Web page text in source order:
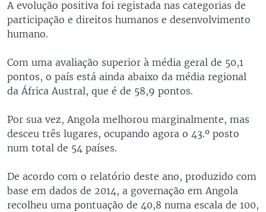
A evolução positiva foi registada nas categorias de
participação e direitos humanos e desenvolvimento
humano.
Com uma avaliação superior à média geral de 50,1
pontos, o país está ainda abaixo da média regional
da África Austral, que é de 58,9 pontos.
Por sua vez, Angola melhorou marginalmente, mas
desceu três lugares, ocupando agora o 43.º posto
num total de 54 países.
De acordo com o relatório deste ano, produzido com
base em dados de 2014, a governação em Angola
recolheu uma pontuação de 40,8 numa escala de 100,